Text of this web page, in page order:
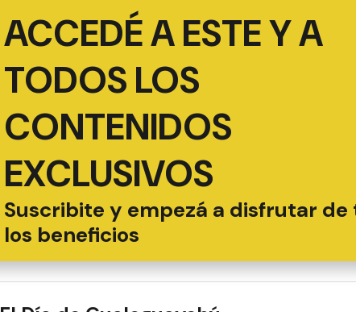
ACCEDÉ A ESTE Y A
TODOS LOS
CONTENIDOS
EXCLUSIVOS
Suscribite y empezá a disfrutar de
los beneficios